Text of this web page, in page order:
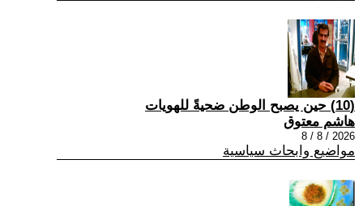
(10) حين يصبح الوطن ضحيةً للهويات
هاشم معتوق
2026 / 8 / 8
مواضيع وابحاث سياسية